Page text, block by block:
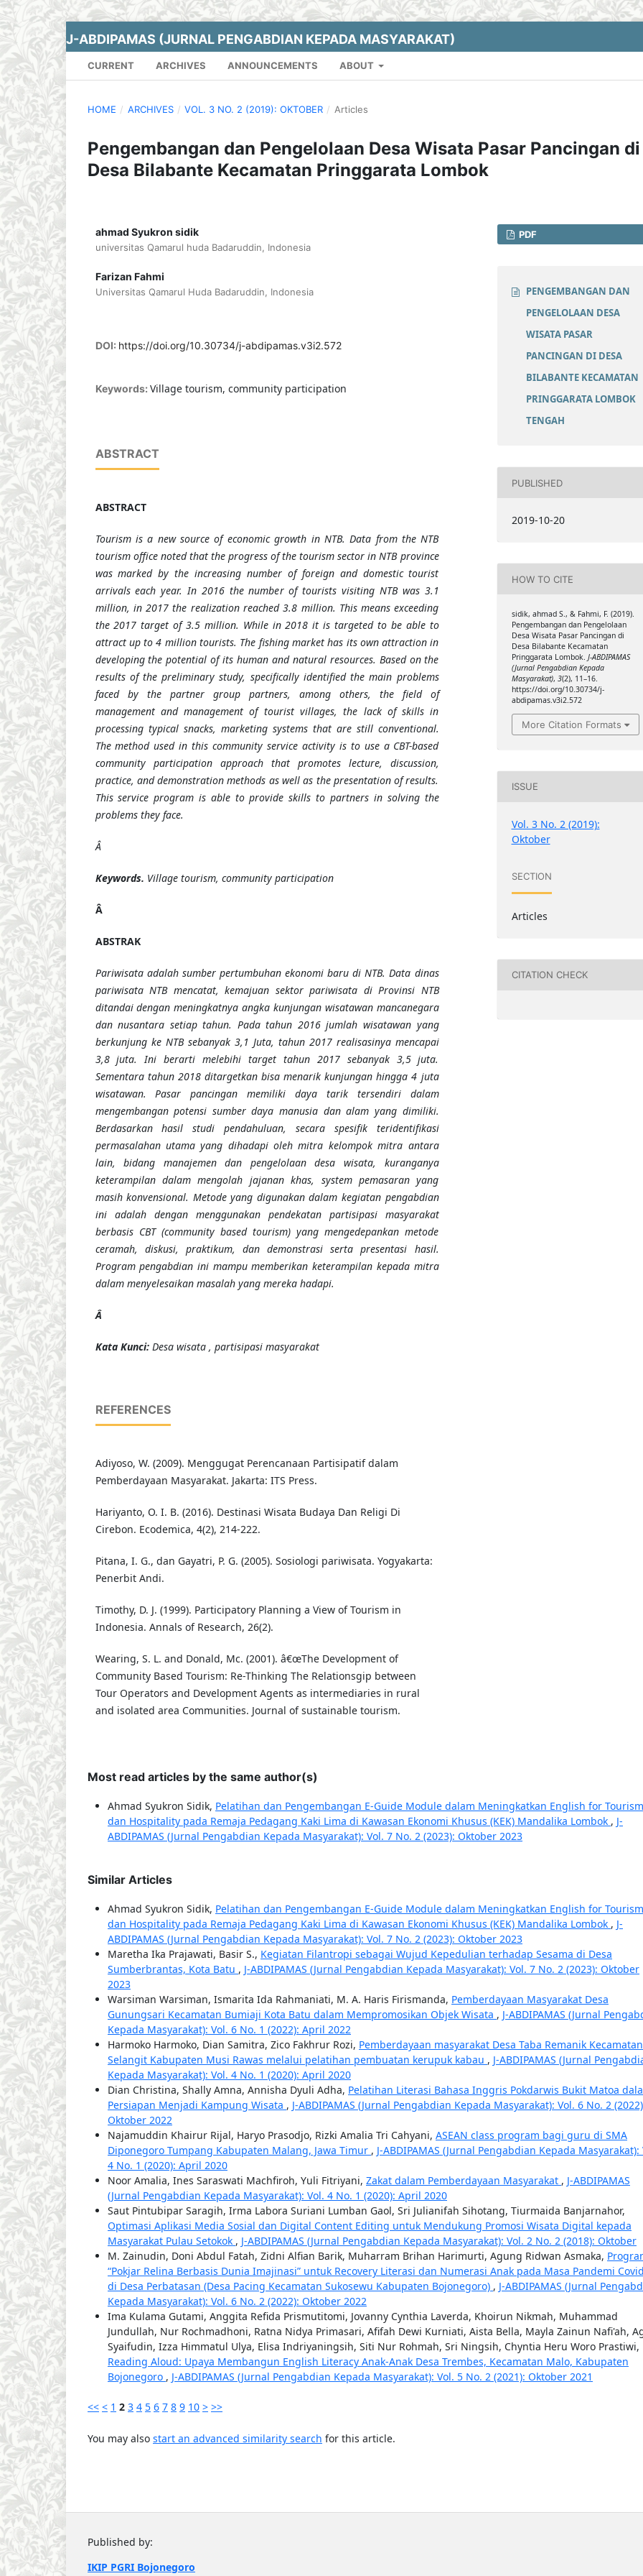
J-ABDIPAMAS (JURNAL PENGABDIAN KEPADA MASYARAKAT)
CURRENT ARCHIVES ANNOUNCEMENTS ABOUT
HOME / ARCHIVES / VOL. 3 NO. 2 (2019): OKTOBER / Articles
Pengembangan dan Pengelolaan Desa Wisata Pasar Pancingan di
Desa Bilabante Kecamatan Pringgarata Lombok
ahmad Syukron sidik
universitas Qamarul huda Badaruddin, Indonesia
Farizan Fahmi
Universitas Qamarul Huda Badaruddin, Indonesia
DOI: https://doi.org/10.30734/j-abdipamas.v3i2.572
Keywords: Village tourism, community participation
ABSTRACT
ABSTRACT
Tourism is a new source of economic growth in NTB. Data from the NTB
tourism office noted that the progress of the tourism sector in NTB province
was marked by the increasing number of foreign and domestic tourist
arrivals each year. In 2016 the number of tourists visiting NTB was 3.1
million, in 2017 the realization reached 3.8 million. This means exceeding
the 2017 target of 3.5 million. While in 2018 it is targeted to be able to
attract up to 4 million tourists. The fishing market has its own attraction in
developing the potential of its human and natural resources. Based on the
results of the preliminary study, specifically identified the main problems
faced by the partner group partners, among others, the field of
management and management of tourist villages, the lack of skills in
processing typical snacks, marketing systems that are still conventional.
The method used in this community service activity is to use a CBT-based
community participation approach that promotes lecture, discussion,
practice, and demonstration methods as well as the presentation of results.
This service program is able to provide skills to partners in solving the
problems they face.
Â
Keywords. Village tourism, community participation
Â
ABSTRAK
Pariwisata adalah sumber pertumbuhan ekonomi baru di NTB. Data dinas
pariwisata NTB mencatat, kemajuan sektor pariwisata di Provinsi NTB
ditandai dengan meningkatnya angka kunjungan wisatawan mancanegara
dan nusantara setiap tahun. Padatahun 2016 jumlah wisatawan yang
berkunjung ke NTB sebanyak 3,1 Juta, tahun 2017 realisasinya mencapai
3,8 juta. Ini berarti melebihi target tahun 2017 sebanyak 3,5 juta.
Sementara tahun 2018 ditargetkan bisa menarik kunjungan hingga 4 juta
wisatawan.Pasar pancingan memiliki daya tarik tersendiri dalam
mengembangan potensi sumber daya manusia dan alam yang dimiliki.
Berdasarkan hasil studi pendahuluan, secara spesifik teridentifikasi
permasalahan utama yang dihadapi oleh mitra kelompok mitra antara
lain, bidang manajemen dan pengelolaan desa wisata, kuranganya
keterampilan dalam mengolah jajanan khas, system pemasaran yang
masih konvensional. Metode yang digunakan dalam kegiatan pengabdian
ini adalah dengan menggunakan pendekatan partisipasi masyarakat
berbasis CBT (community based tourism) yang mengedepankan metode
ceramah, diskusi, praktikum, dan demonstrasi serta presentasi hasil.
Program pengabdian ini mampu memberikan keterampilan kepada mitra
dalam menyelesaikan masalah yang mereka hadapi.
Â
Kata Kunci: Desa wisata , partisipasi masyarakat
REFERENCES
Adiyoso, W. (2009). Menggugat Perencanaan Partisipatif dalam
Pemberdayaan Masyarakat. Jakarta: ITS Press.
Hariyanto, O. I. B. (2016). Destinasi Wisata Budaya Dan Religi Di
Cirebon. Ecodemica, 4(2), 214-222.
Pitana, I. G., dan Gayatri, P. G. (2005). Sosiologi pariwisata. Yogyakarta:
Penerbit Andi.
Timothy, D. J. (1999). Participatory Planning a View of Tourism in
Indonesia. Annals of Research, 26(2).
Wearing, S. L. and Donald, Mc. (2001). â€œThe Development of
Community Based Tourism: Re-Thinking The Relationsgip between
Tour Operators and Development Agents as intermediaries in rural
and isolated area Communities. Journal of sustainable tourism.
PDF
PENGEMBANGAN DAN
PENGELOLAAN DESA
WISATA PASAR
PANCINGAN DI DESA
BILABANTE KECAMATAN
PRINGGARATA LOMBOK
TENGAH
PUBLISHED
2019-10-20
HOW TO CITE
sidik, ahmad S., & Fahmi, F. (2019).
Pengembangan dan Pengelolaan
Desa Wisata Pasar Pancingan di
Desa Bilabante Kecamatan
Pringgarata Lombok. J-ABDIPAMAS
(Jurnal Pengabdian Kepada
Masyarakat), 3(2), 11–16.
https://doi.org/10.30734/j-
abdipamas.v3i2.572
More Citation Formats
ISSUE
Vol. 3 No. 2 (2019):
Oktober
SECTION
Articles
CITATION CHECK
Most read articles by the same author(s)
Ahmad Syukron Sidik, Pelatihan dan Pengembangan E-Guide Module dalam Meningkatkan English for Tourism
dan Hospitality pada Remaja Pedagang Kaki Lima di Kawasan Ekonomi Khusus (KEK) Mandalika Lombok , J-
ABDIPAMAS (Jurnal Pengabdian Kepada Masyarakat): Vol. 7 No. 2 (2023): Oktober 2023
Similar Articles
Ahmad Syukron Sidik, Pelatihan dan Pengembangan E-Guide Module dalam Meningkatkan English for Tourism
dan Hospitality pada Remaja Pedagang Kaki Lima di Kawasan Ekonomi Khusus (KEK) Mandalika Lombok , J-
ABDIPAMAS (Jurnal Pengabdian Kepada Masyarakat): Vol. 7 No. 2 (2023): Oktober 2023
Maretha Ika Prajawati, Basir S., Kegiatan Filantropi sebagai Wujud Kepedulian terhadap Sesama di Desa
Sumberbrantas, Kota Batu , J-ABDIPAMAS (Jurnal Pengabdian Kepada Masyarakat): Vol. 7 No. 2 (2023): Oktober
2023
Warsiman Warsiman, Ismarita Ida Rahmaniati, M. A. Haris Firismanda, Pemberdayaan Masyarakat Desa
Gunungsari Kecamatan Bumiaji Kota Batu dalam Mempromosikan Objek Wisata , J-ABDIPAMAS (Jurnal
Kepada Masyarakat): Vol. 6 No. 1 (2022): April 2022
Harmoko Harmoko, Dian Samitra, Zico Fakhrur Rozi, Pemberdayaan masyarakat Desa Taba Remanik Kecamatan
Selangit Kabupaten Musi Rawas melalui pelatihan pembuatan kerupuk kabau , J-ABDIPAMAS (Jurnal
Kepada Masyarakat): Vol. 4 No. 1 (2020): April 2020
Dian Christina, Shally Amna, Annisha Dyuli Adha, Pelatihan Literasi Bahasa Inggris Pokdarwis Bukit Matoa
Persiapan Menjadi Kampung Wisata , J-ABDIPAMAS (Jurnal Pengabdian Kepada Masyarakat): Vol. 6 No. 2
Oktober 2022
Najamuddin Khairur Rijal, Haryo Prasodjo, Rizki Amalia Tri Cahyani, ASEAN class program bagi guru di SMA
Diponegoro Tumpang Kabupaten Malang, Jawa Timur , J-ABDIPAMAS (Jurnal Pengabdian Kepada Masyarakat):
4 No. 1 (2020): April 2020
Noor Amalia, Ines Saraswati Machfiroh, Yuli Fitriyani, Zakat dalam Pemberdayaan Masyarakat , J-ABDIPAMAS
(Jurnal Pengabdian Kepada Masyarakat): Vol. 4 No. 1 (2020): April 2020
Saut Pintubipar Saragih, Irma Labora Suriani Lumban Gaol, Sri Julianifah Sihotang, Tiurmaida Banjarnahor,
Optimasi Aplikasi Media Sosial dan Digital Content Editing untuk Mendukung Promosi Wisata Digital kepada
Masyarakat Pulau Setokok , J-ABDIPAMAS (Jurnal Pengabdian Kepada Masyarakat): Vol. 2 No. 2 (2018): Oktober
M. Zainudin, Doni Abdul Fatah, Zidni Alfian Barik, Muharram Brihan Harimurti, Agung Ridwan Asmaka,
“Pokjar Relina Berbasis Dunia Imajinasi” untuk Recovery Literasi dan Numerasi Anak pada Masa Pandemi
di Desa Perbatasan (Desa Pacing Kecamatan Sukosewu Kabupaten Bojonegoro) , J-ABDIPAMAS (Jurnal
Kepada Masyarakat): Vol. 6 No. 2 (2022): Oktober 2022
Ima Kulama Gutami, Anggita Refida Prismutitomi, Jovanny Cynthia Laverda, Khoirun Nikmah, Muhammad
Jundullah, Nur Rochmadhoni, Ratna Nidya Primasari, Afifah Dewi Kurniati, Aista Bella, Mayla Zainun Nafi'ah,
Syaifudin, Izza Himmatul Ulya, Elisa Indriyaningsih, Siti Nur Rohmah, Sri Ningsih, Chyntia Heru Woro Prastiwi,
Reading Aloud: Upaya Membangun English Literacy Anak-Anak Desa Trembes, Kecamatan Malo, Kabupaten
Bojonegoro , J-ABDIPAMAS (Jurnal Pengabdian Kepada Masyarakat): Vol. 5 No. 2 (2021): Oktober 2021
<< < 1 2 3 4 5 6 7 8 9 10 > >>
You may also start an advanced similarity search for this article.
Published by:
IKIP PGRI Bojonegoro